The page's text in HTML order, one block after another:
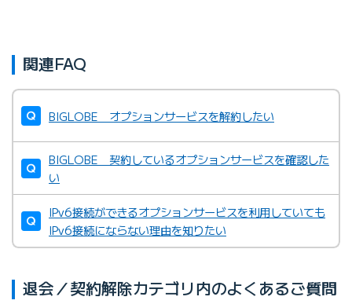
関連FAQ
BIGLOBE オプションサービスを解約したい
BIGLOBE 契約しているオプションサービスを確認した
い
IPv6接続ができるオプションサービスを利用していても
IPv6接続にならない理由を知りたい
退会／契約解除カテゴリ内のよくあるご質問